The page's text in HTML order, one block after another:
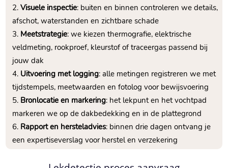
Visuele inspectie: buiten en binnen controleren we details,
afschot, waterstanden en zichtbare schade
Meetstrategie: we kiezen thermografie, elektrische
veldmeting, rookproef, kleurstof of traceergas passend bij
jouw dak
Uitvoering met logging: alle metingen registreren we met
tijdstempels, meetwaarden en fotolog voor bewijsvoering
Bronlocatie en markering: het lekpunt en het vochtpad
markeren we op de dakbedekking en in de plattegrond
Rapport en hersteladvies: binnen drie dagen ontvang je
een expertiseverslag voor herstel en verzekering